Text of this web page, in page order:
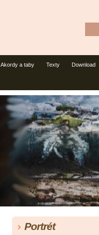
Akordy a taby Texty Download
Portrét